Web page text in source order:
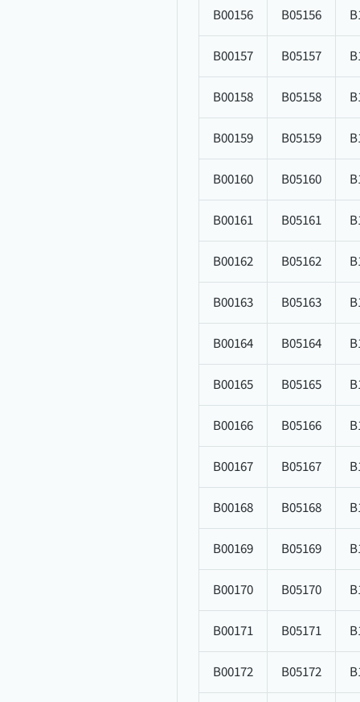
B00156 B05156
B00157 B05157
B00158 B05158
B00159 B05159
B00160 B05160
B00161 B05161
B00162 B05162
B00163 B05163
B00164 B05164
B00165 B05165
B00166 B05166
B00167 B05167
B00168 B05168
B00169 B05169
B00170 B05170
B00171 B05171
B00172 B05172